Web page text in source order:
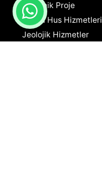
Mekanik Proje
Harita Hus Hizmetleri
Jeolojik Hizmetler